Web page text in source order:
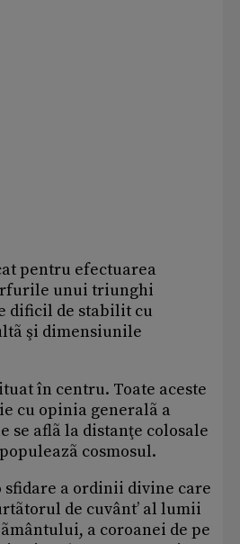
pentru efectuarea
unui triunghi
dificil de stabilit cu
şi dimensiunile
în centru. Toate aceste
cu opinia generalã a
se aflã la distanţe colosale
cosmosul.
a ordinii divine care
de cuvânt’ al lumii
a coroanei de pe